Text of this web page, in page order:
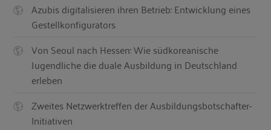
Azubis digitalisieren ihren Betrieb: Entwicklung eines
Gestellkonfigurators
Von Seoul nach Hessen: Wie südkoreanische
Jugendliche die duale Ausbildung in Deutschland
erleben
Zweites Netzwerktreffen der Ausbildungsbotschafter-
Initiativen